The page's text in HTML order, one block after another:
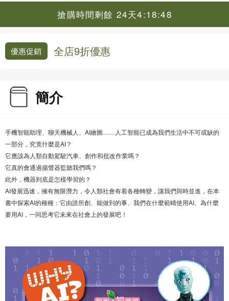
搶購時間剩餘 24天4:18:48
優惠促銷 全店9折優惠
簡介
手機智能助理、聊天機械人、AI繪圖……人工智能已成為我們生活中不可或缺的
一部分，究竟什麼是AI？
它應該為人類自動駕駛汽車、創作和批改作業嗎？
它真的會通過揚聲器監聽我們嗎？
此外，機器到底是怎樣學習的？
AI發展迅速，擁有無限潛力，令人類社會有着各種轉變，讓我們與時並進，在本
書中探索AI的種種：它由誰所創、能做到的事、我們在什麼範疇使用AI、為什麼
要用AI，一同思考它未來在社會上的發展吧！